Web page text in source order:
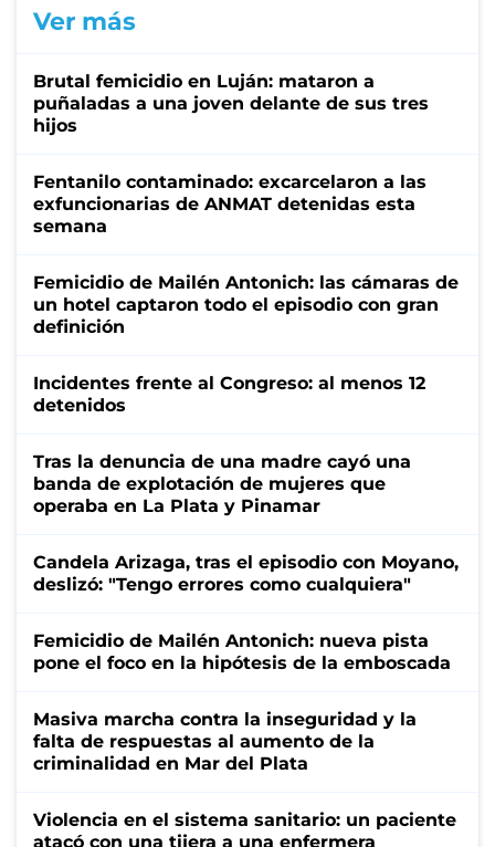
Ver más
Brutal femicidio en Luján: mataron a
puñaladas a una joven delante de sus tres
hijos
Fentanilo contaminado: excarcelaron a las
exfuncionarias de ANMAT detenidas esta
semana
Femicidio de Mailén Antonich: las cámaras de
un hotel captaron todo el episodio con gran
definición
Incidentes frente al Congreso: al menos 12
detenidos
Tras la denuncia de una madre cayó una
banda de explotación de mujeres que
operaba en La Plata y Pinamar
Candela Arizaga, tras el episodio con Moyano,
deslizó: "Tengo errores como cualquiera"
Femicidio de Mailén Antonich: nueva pista
pone el foco en la hipótesis de la emboscada
Masiva marcha contra la inseguridad y la
falta de respuestas al aumento de la
criminalidad en Mar del Plata
Violencia en el sistema sanitario: un paciente
atacó con una tijera a una enfermera